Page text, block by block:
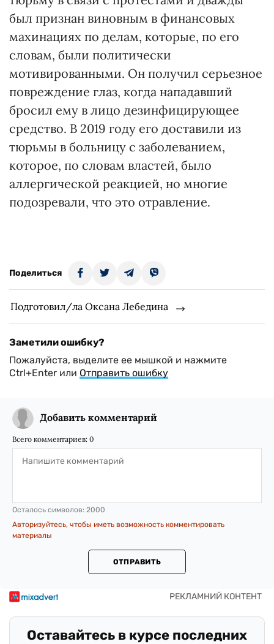
был признан виновным в финансовых
махинациях по делам, которые, по его
словам, были политически
мотивированными. Он получил серьезное
повреждение глаз, когда нападавший
бросил ему в лицо дезинфицирующее
средство. В 2019 году его доставили из
тюрьмы в больницу с заболеванием,
которое, по словам властей, было
аллергической реакцией, но многие
подозревали, что это отравление.
Поделиться
Подготовил/ла Оксана Лебедина
Заметили ошибку?
Пожалуйста, выделите ее мышкой и нажмите
Ctrl+Enter или Отправить ошибку
Добавить комментарий
Всего комментариев: 0
Осталось символов: 2000
Авторизуйтесь, чтобы иметь возможность комментировать
материалы
ОТПРАВИТЬ
Оставайтесь в курсе последних